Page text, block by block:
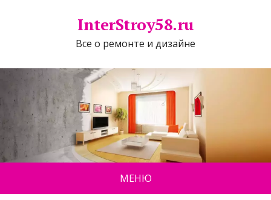
InterStroy58.ru
Все о ремонте и дизайне
МЕНЮ